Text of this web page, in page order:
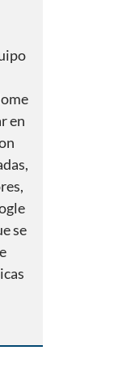
en
se